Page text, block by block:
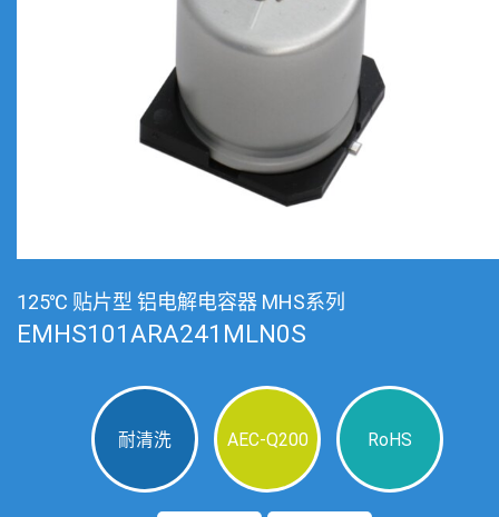
125℃ 贴片型 铝电解电容器 MHS系列
EMHS101ARA241MLN0S
耐清洗 AEC-Q200 RoHS